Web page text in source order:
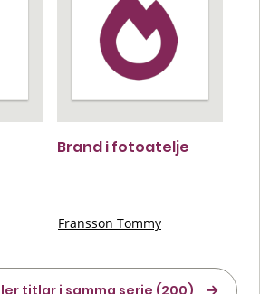
Brand i fotoatelje
Fransson Tommy
titlar i samma serie (200)